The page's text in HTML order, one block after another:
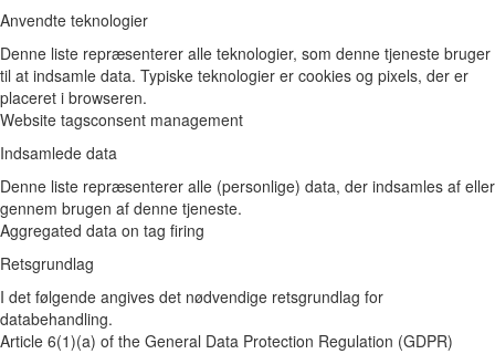
Anvendte teknologier
Denne liste repræsenterer alle teknologier, som denne tjeneste bruger
til at indsamle data. Typiske teknologier er cookies og pixels, der er
placeret i browseren.
Website tagsconsent management
Indsamlede data
Denne liste repræsenterer alle (personlige) data, der indsamles af eller
gennem brugen af denne tjeneste.
Aggregated data on tag firing
Retsgrundlag
I det følgende angives det nødvendige retsgrundlag for
databehandling.
Article 6(1)(a) of the General Data Protection Regulation (GDPR)